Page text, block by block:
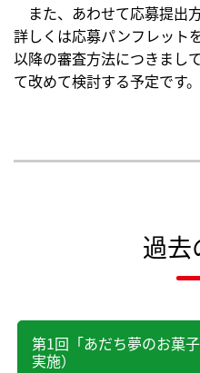
また、あわせて応募提出
詳しくは応募パンフレット
以降の審査方法につきまし
て改めて検討する予定です。
過去
第1回「あだち夢のお菓
実施）